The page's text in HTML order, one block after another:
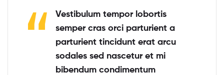
Vestibulum tempor lobortis
semper cras orci parturient a
parturient tincidunt erat arcu
sodales sed nascetur et mi
bibendum condimentum